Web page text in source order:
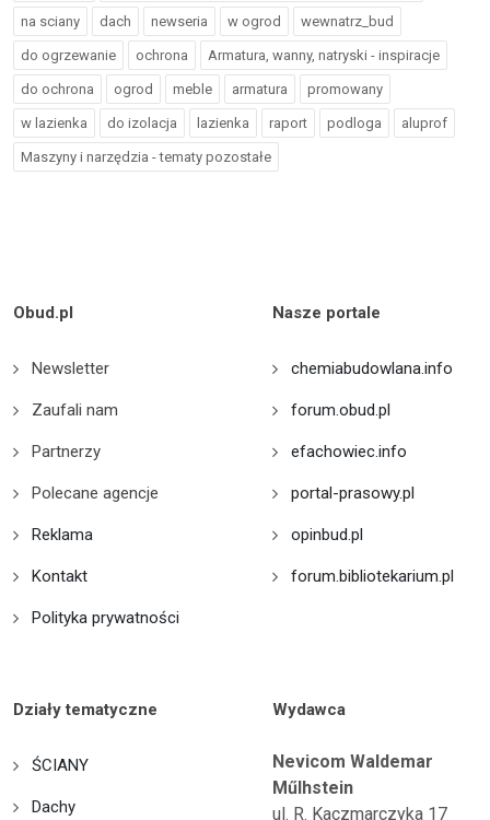
na sciany dach newseria w ogrod wewnatrz_bud
do ogrzewanie ochrona Armatura, wanny, natryski - inspiracje
do ochrona ogrod meble armatura promowany
w lazienka do izolacja lazienka raport podloga aluprof
Maszyny i narzędzia - tematy pozostałe
Obud.pl
Newsletter
Zaufali nam
Partnerzy
Polecane agencje
Reklama
Kontakt
Polityka prywatności
Nasze portale
chemiabudowlana.info
forum.obud.pl
efachowiec.info
portal-prasowy.pl
opinbud.pl
forum.bibliotekarium.pl
Działy tematyczne
ŚCIANY
Dachy
Wydawca
Nevicom Waldemar
Műlhstein
ul. R. Kaczmarczyka 17